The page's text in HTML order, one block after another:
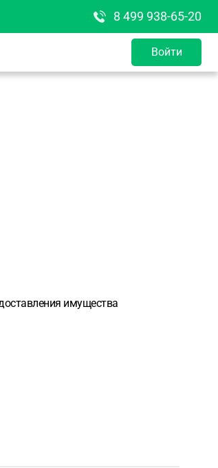
8 499 938-65-20
Войти
имущества